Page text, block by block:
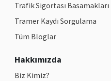
Trafik Sigortası Basamakları
Tramer Kaydı Sorgulama
Tüm Bloglar
Hakkımızda
Biz Kimiz?